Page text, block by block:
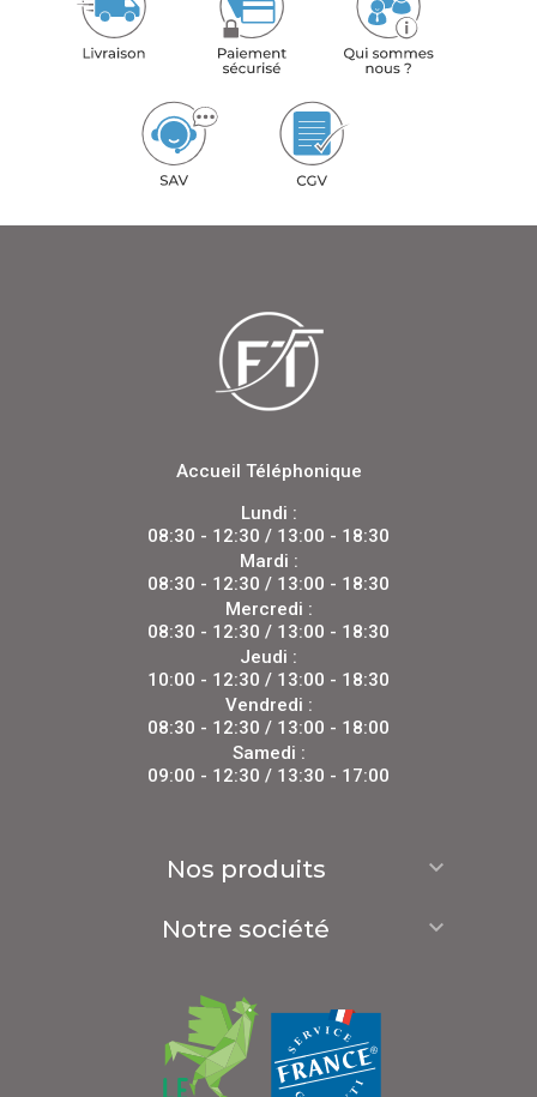
Accueil Téléphonique
Lundi :
08:30 - 12:30 / 13:00 - 18:30
Mardi :
08:30 - 12:30 / 13:00 - 18:30
Mercredi :
08:30 - 12:30 / 13:00 - 18:30
Jeudi :
10:00 - 12:30 / 13:00 - 18:30
Vendredi :
08:30 - 12:30 / 13:00 - 18:00
Samedi :
09:00 - 12:30 / 13:30 - 17:00
Nos produits 
Notre société 